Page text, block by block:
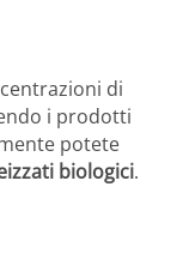
di
i prodotti
potete
biologici.